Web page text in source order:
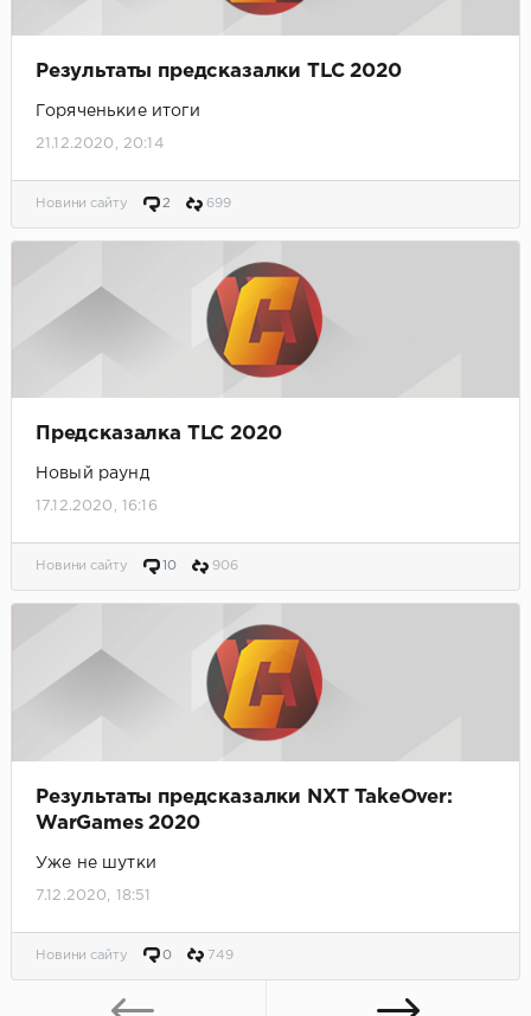
Результаты предсказалки TLC 2020
Горяченькие итоги
21.12.2020, 20:14
Новини сайту 2 699
Предсказалка TLC 2020
Новый раунд
17.12.2020, 16:16
Новини сайту 10 906
Результаты предсказалки NXT TakeOver:
WarGames 2020
Уже не шутки
7.12.2020, 18:51
Новини сайту 0 749